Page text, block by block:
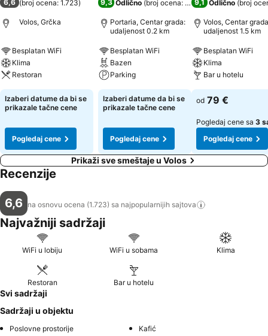
6,6 (broj ocena: 1.723)
Volos, Grčka
Besplatan WiFi
Klima
Restoran
Izaberi datume da bi se
prikazale tačne cene
Pogledaj cene
9,3 Odlično (broj ocena: 1.427)
Portaria, Centar grada:
udaljenost 0.2 km
Besplatan WiFi
Bazen
Parking
Izaberi datume da bi se
prikazale tačne cene
Pogledaj cene
9,1 Odlično (broj
Volos, Centar
udaljenost 1.5 km
Besplatan WiFi
Klima
Bar u hotelu
od 79 €
Pogledaj cene sa 3
Pogledaj cene
Prikaži sve smeštaje u Volos
Recenzije
6,6 na osnovu ocena (1.723) sa najpopularnijih sajtova
Najvažniji sadržaji
WiFi u lobiju WiFi u sobama Klima
Restoran Bar u hotelu
Svi sadržaji
Sadržaji u objektu
Poslovne prostorije
Kafić